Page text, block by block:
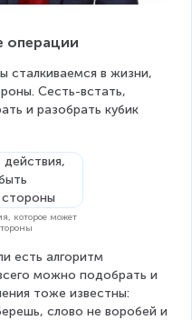
операции
сталкиваемся в жизни,
Сесть-встать,
и разобрать кубик
которое может
есть алгоритм
можно подобрать и
тоже известны:
слово не воробей и